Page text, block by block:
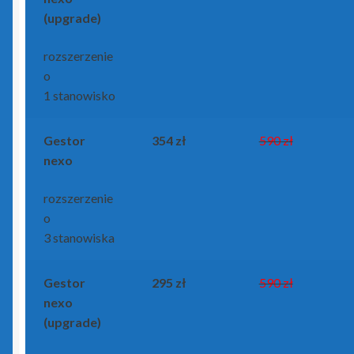
Zamówienie
(upgrade)
rozszerzenie
o
1 stanowisko
Gestor
nexo
rozszerzenie
o
3 stanowiska
354 zł 590 zł
Gestor
nexo
(upgrade)
295 zł 590 zł